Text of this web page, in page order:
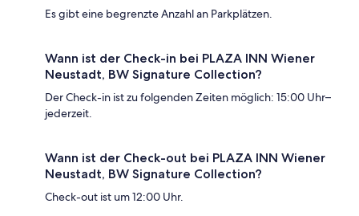
Es gibt eine begrenzte Anzahl an Parkplätzen.
Wann ist der Check-in bei PLAZA INN Wiener
Neustadt, BW Signature Collection?
Der Check-in ist zu folgenden Zeiten möglich: 15:00 Uhr–
jederzeit.
Wann ist der Check-out bei PLAZA INN Wiener
Neustadt, BW Signature Collection?
Check-out ist um 12:00 Uhr.